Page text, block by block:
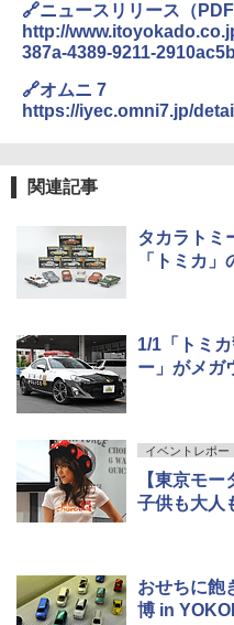
🔗ニュースリリース（PDF
http://
387a-4389-9211-
🔗オムニ 7
https://iyec.omni7.jp/
関連記事
タカラトミ
「トミカ
1/1「トミ
ー」がメガ
イベントレポー
【東京モー
子供も大人
おせちに飽
博 in